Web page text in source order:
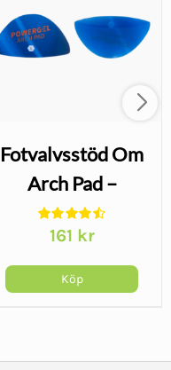
Fotvalvsstöd Om
Arch Pad –
Powergel-inlägg
för hålfoten
161 kr
Köp